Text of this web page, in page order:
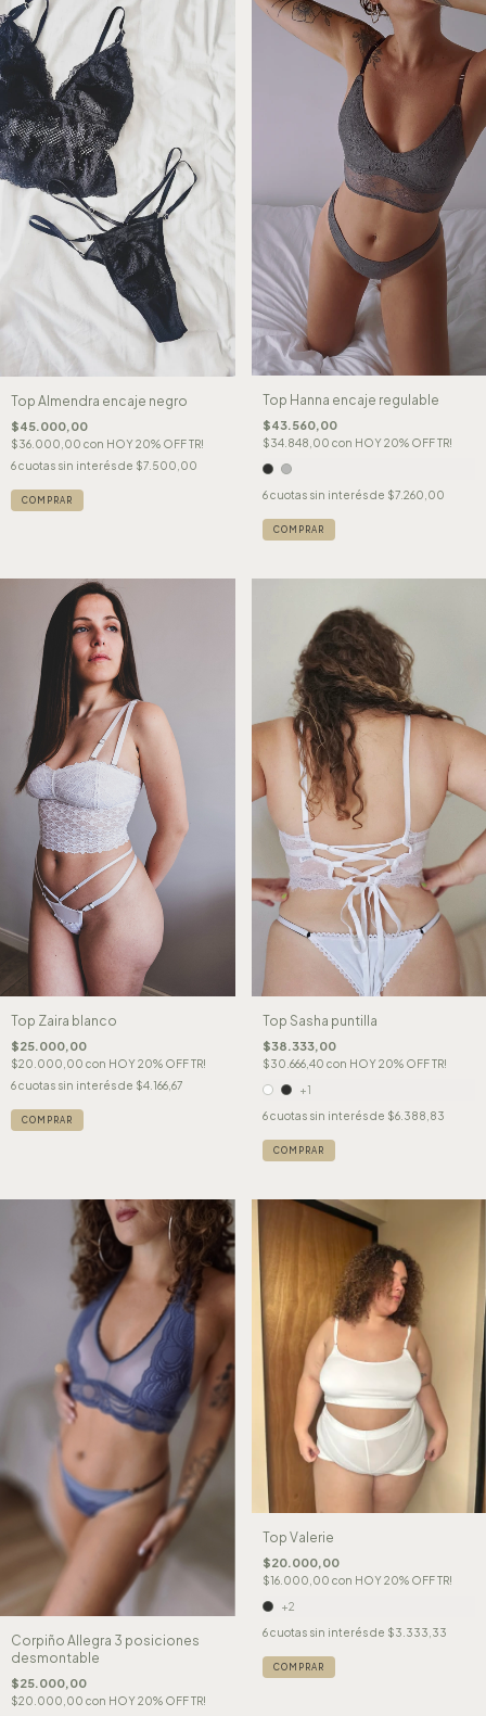
Top Almendra encaje negro
$45.000,00
$36.000,00 con HOY 20% OFF TR!
6cuotas sin interés de $7.500,00
COMPRAR
Top Hanna encaje regulable
$43.560,00
$34.848,00 con HOY 20% OFF TR!
6 cuotas sin interés de $7.260,00
COMPRAR
Top Zaira blanco
$25.000,00
$20.000,00 con HOY 20% OFF TR!
6cuotas sin interés de $4.166,67
COMPRAR
Top Sasha puntilla
$38.333,00
$30.666,40 con HOY 20% OFF TR!
+1
6 cuotas sin interés de $6.388,83
COMPRAR
Corpiño Allegra 3 posiciones
desmontable
$25.000,00
$20.000,00 con HOY 20% OFF TR!
Top Valerie
$20.000,00
$16.000,00 con HOY 20% OFF TR!
+2
6 cuotas sin interés de $3.333,33
COMPRAR